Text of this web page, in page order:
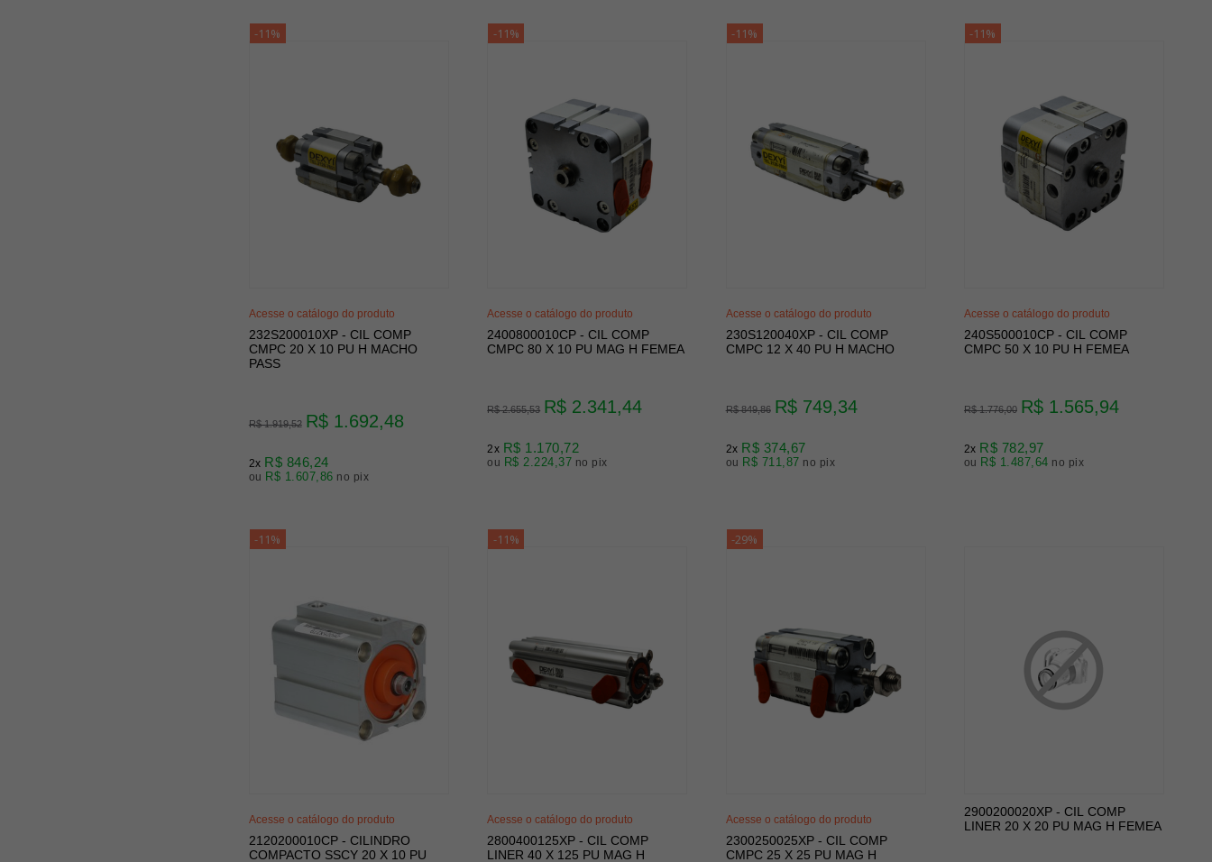
-11%
Acesse o catálogo do produto
232S200010XP - CIL COMP
CMPC 20 X 10 PU H MACHO
PASS
R$ 1.919,52 R$ 1.692,48
2x R$ 846,24
ou R$ 1.607,86 no pix
-11%
Acesse o catálogo do produto
2400800010CP - CIL COMP
CMPC 80 X 10 PU MAG H FEMEA
R$ 2.655,53 R$ 2.341,44
2x R$ 1.170,72
ou R$ 2.224,37 no pix
-11%
Acesse o catálogo do produto
230S120040XP - CIL COMP
CMPC 12 X 40 PU H MACHO
R$ 849,86 R$ 749,34
2x R$ 374,67
ou R$ 711,87 no pix
-11%
Acesse o catálogo do produto
240S500010CP - CIL COMP
CMPC 50 X 10 PU H FEMEA
R$ 1.776,00 R$ 1.565,94
2x R$ 782,97
ou R$ 1.487,64 no pix
-11%
Acesse o catálogo do produto
2120200010CP - CILINDRO
COMPACTO SSCY 20 X 10 PU
-11%
Acesse o catálogo do produto
2800400125XP - CIL COMP
LINER 40 X 125 PU MAG H
-29%
Acesse o catálogo do produto
2300250025XP - CIL COMP
CMPC 25 X 25 PU MAG H
2900200020XP - CIL COMP
LINER 20 X 20 PU MAG H FEMEA